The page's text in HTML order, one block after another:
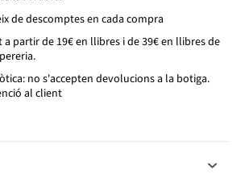
de descomptes en cada compra
partir de 19€ en llibres i de 39€ en llibres de
no s'accepten devolucions a la botiga.
al client